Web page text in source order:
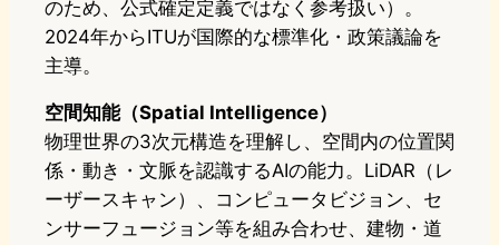
のため、公式確定定義ではなく参考扱い）。
2024年からITUが国際的な標準化・政策議論を
主導。
空間知能（Spatial Intelligence）
物理世界の3次元構造を理解し、空間内の位置関
係・動き・文脈を認識するAIの能力。LiDAR（レ
ーザースキャン）、コンピュータビジョン、セ
ンサーフュージョン等を組み合わせ、建物・道